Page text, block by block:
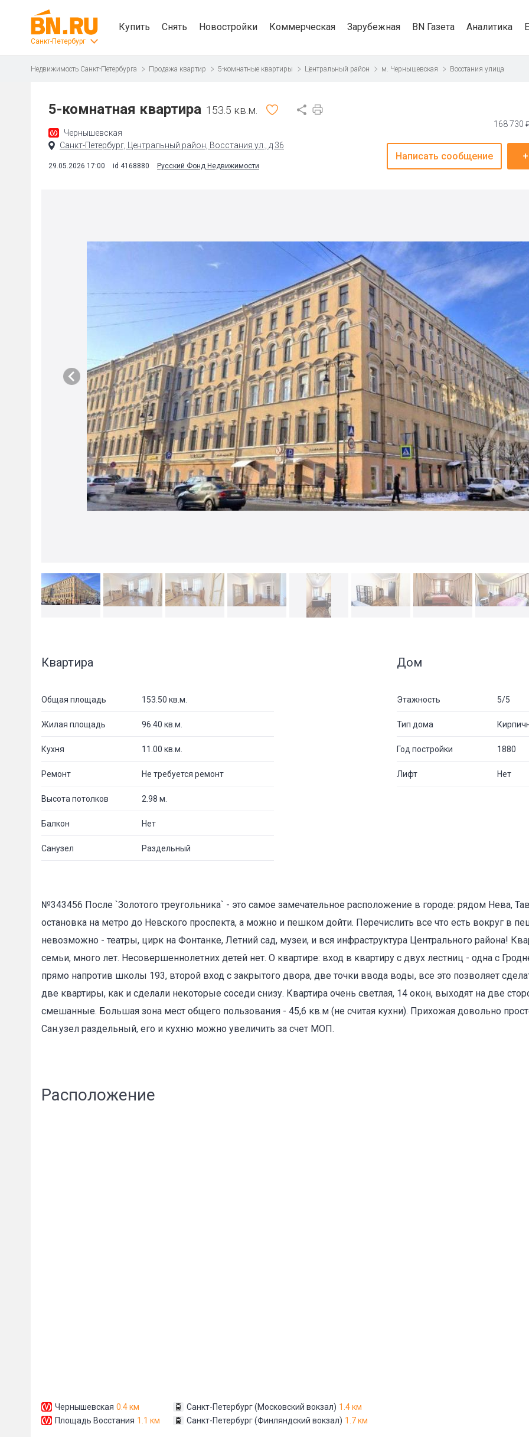
Санкт-Петербург
Купить Снять Новостройки Коммерческая Зарубежная BN Газета Аналитика
Недвижимость Санкт-Петербурга Продажа квартир 5-комнатные квартиры Центральный район м. Чернышевская Восстания улица
5-комнатная квартира 153.5 кв.м.
Чернышевская
Санкт-Петербург, Центральный район, Восстания ул., д 36
29.05.2026 17:00 id 4168880 Русский Фонд Недвижимости
168 730
Написать сообщение
Квартира
Общая площадь 153.50 кв.м.
Жилая площадь 96.40 кв.м.
Кухня 11.00 кв.м.
Ремонт Не требуется ремонт
Высота потолков 2.98 м.
Балкон Нет
Санузел Раздельный
Дом
Этажность 5/5
Тип дома
Год постройки 1880
Лифт Нет
№343456 После `Золотого треугольника` - это самое замечательное расположение в городе: рядом Нева,
остановка на метро до Невского проспекта, а можно и пешком дойти. Перечислить все что есть вокруг в
невозможно - театры, цирк на Фонтанке, Летний сад, музеи, и вся инфраструктура Центрального района!
семьи, много лет. Несовершеннолетних детей нет. О квартире: вход в квартиру с двух лестниц - одна с
прямо напротив школы 193, второй вход с закрытого двора, две точки ввода воды, все это позволяет
две квартиры, как и сделали некоторые соседи снизу. Квартира очень светлая, 14 окон, выходят на две
смешанные. Большая зона мест общего пользования - 45,6 кв.м (не считая кухни). Прихожая довольно
Сан.узел раздельный, его и кухню можно увеличить за счет МОП.
Расположение
Чернышевская 0.4 км
Площадь Восстания 1.1 км
Санкт-Петербург (Московский вокзал) 1.4 км
Санкт-Петербург (Финляндский вокзал) 1.7 км